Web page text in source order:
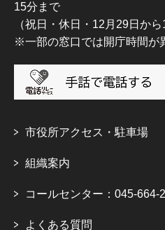
15分まで
（祝日・休日・12月29日から
※一部の窓口では開庁時間が
市役所アクセス・駐車場
組織案内
コールセンター：045-664-
よくある質問